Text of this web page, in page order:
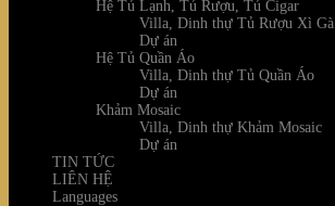
Hệ Tủ Lạnh, Tủ Rượu, Tủ Cigar
Villa, Dinh thự Tủ Rượu Xì Gà
Dự án
Hệ Tủ Quần Áo
Villa, Dinh thự Tủ Quần Áo
Dự án
Khảm Mosaic
Villa, Dinh thự Khảm Mosaic
Dự án
TIN TỨC
LIÊN HỆ
Languages